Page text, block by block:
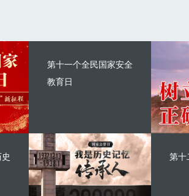
第十一个全民国家安全
教育日
第十